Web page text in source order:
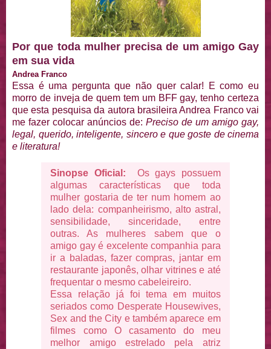
Por que toda mulher precisa de um amigo Gay
em sua vida
Andrea Franco
Essa é uma pergunta que não quer calar! E como eu
morro de inveja de quem tem um BFF gay, tenho certeza
que esta pesquisa da autora brasileira Andrea Franco vai
me fazer colocar anúncios de: Preciso de um amigo gay,
legal, querido, inteligente, sincero e que goste de cinema
e literatura!
Sinopse Oficial: Os gays possuem
algumas características que toda
mulher gostaria de ter num homem ao
lado dela: companheirismo, alto astral,
sensibilidade, sinceridade, entre
outras. As mulheres sabem que o
amigo gay é excelente companhia para
ir a baladas, fazer compras, jantar em
restaurante japonês, olhar vitrines e até
frequentar o mesmo cabeleireiro.
Essa relação já foi tema em muitos
seriados como Desperate Housewives,
Sex and the City e também aparece em
filmes como O casamento do meu
melhor amigo estrelado pela atriz